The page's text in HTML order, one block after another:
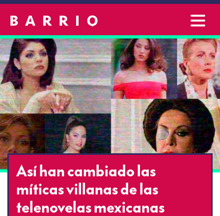
Así han cambiado las
míticas villanas de las
telenovelas mexicanas